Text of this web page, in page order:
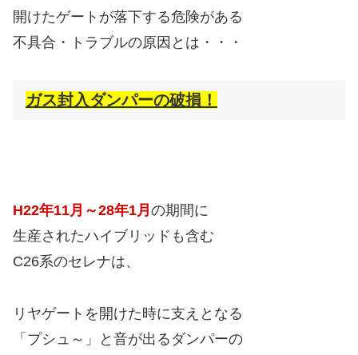
開けたゲートが落下する危険がある
不具合・トラブルの原因とは・・・
ガス封入ダンパーの破損！
H22年11月～28年1月 の期間に
生産されたハイブリッドも含む
C26系のセレナは、
リヤゲートを開けた時に支えとなる
「プシュ～」と音が出るダンパーの